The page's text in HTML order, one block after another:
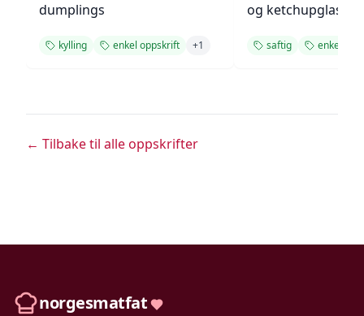
dumplings
kylling enkel oppskrift +1
og ketchupglasur
saftig enkel
← Tilbake til alle oppskrifter
norgesmatfat